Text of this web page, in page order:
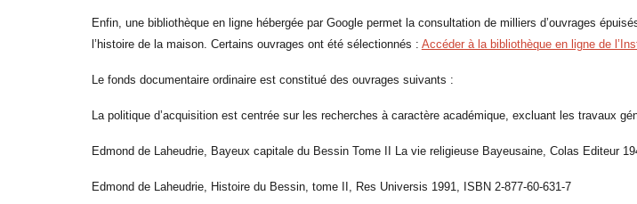
Enfin, une bibliothèque en ligne hébergée par Google permet la consultation de milliers d’ouvrages
l’histoire de la maison. Certains ouvrages ont été sélectionnés : Accéder à la bibliothèque en ligne de
Le fonds documentaire ordinaire est constitué des ouvrages suivants :
La politique d’acquisition est centrée sur les recherches à caractère académique, excluant les travaux
Edmond de Laheudrie, Bayeux capitale du Bessin Tome II La vie religieuse Bayeusaine, Colas Editeur
Edmond de Laheudrie, Histoire du Bessin, tome II, Res Universis 1991, ISBN 2-877-60-631-7